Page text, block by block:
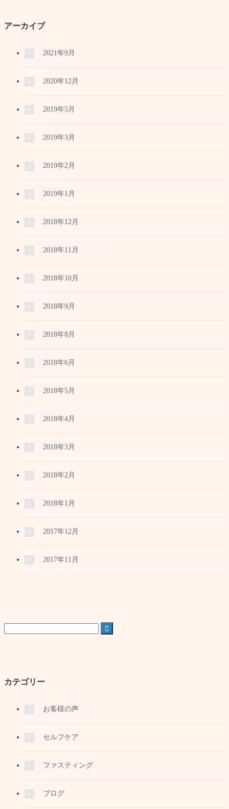
アーカイブ
2021年9月
2020年12月
2019年5月
2019年3月
2019年2月
2019年1月
2018年12月
2018年11月
2018年10月
2018年9月
2018年8月
2018年6月
2018年5月
2018年4月
2018年3月
2018年2月
2018年1月
2017年12月
2017年11月

カテゴリー
お客様の声
セルフケア
ファスティング
ブログ